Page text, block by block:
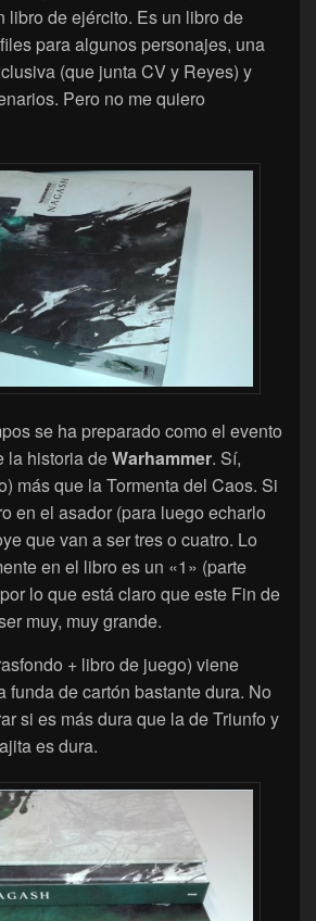
libro de ejército. Es un libro de
para algunos personajes, una
(que junta CV y Reyes) y
Pero no me quiero
se ha preparado como el evento
la historia deWarhammer. Sí,
más que la Tormenta del Caos. Si
en el asador (para luego echarlo
que van a ser tres o cuatro. Lo
en el libro es un «1» (parte
lo que está claro que este Fin de
muy, muy grande.
+ libro de juego) viene
funda de cartón bastante dura. No
si es más dura que la de Triunfo y
es dura.